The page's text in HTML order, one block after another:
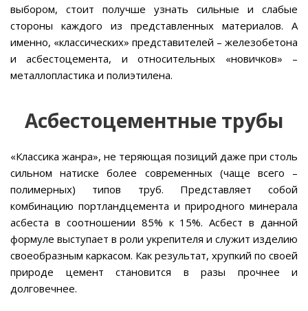
выбором, стоит получше узнать сильные и слабые
стороны каждого из представленных материалов. А
именно, «классических» представителей – железобетона
и асбестоцемента, и относительных «новичков» –
металлопластика и полиэтилена.
Асбестоцементные трубы
«Классика жанра», не теряющая позиций даже при столь
сильном натиске более современных (чаще всего –
полимерных) типов труб. Представляет собой
комбинацию портландцемента и природного минерала
асбеста в соотношении 85% к 15%. Асбест в данной
формуле выступает в роли укрепителя и служит изделию
своеобразным каркасом. Как результат, хрупкий по своей
природе цемент становится в разы прочнее и
долговечнее.